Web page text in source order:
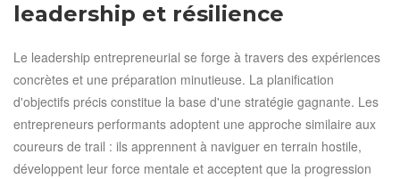
leadership et résilience
Le leadership entrepreneurial se forge à travers des expériences
concrètes et une préparation minutieuse. La planification
d'objectifs précis constitue la base d'une stratégie gagnante. Les
entrepreneurs performants adoptent une approche similaire aux
coureurs de trail : ils apprennent à naviguer en terrain hostile,
développent leur force mentale et acceptent que la progression